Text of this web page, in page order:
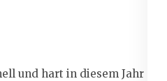
und hart in diesem Jahr